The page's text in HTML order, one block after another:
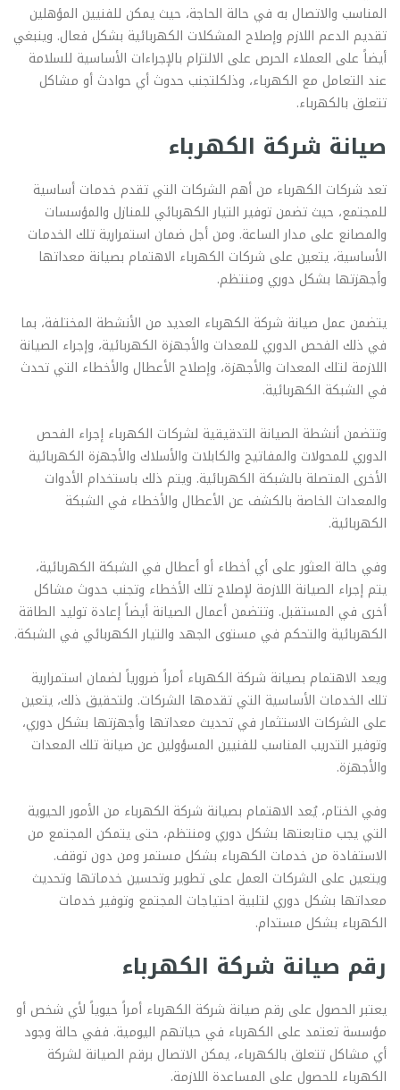
المناسب والاتصال به في حالة الحاجة، حيث يمكن للفنيين المؤهلين
تقديم الدعم اللازم وإصلاح المشكلات الكهربائية بشكل فعال. وينبغي
أيضاً على العملاء الحرص على الالتزام بالإجراءات الأساسية للسلامة
عند التعامل مع الكهرباء، وذلكلتجنب حدوث أي حوادث أو مشاكل
تتعلق بالكهرباء.
صيانة شركة الكهرباء
تعد شركات الكهرباء من أهم الشركات التي تقدم خدمات أساسية
للمجتمع، حيث تضمن توفير التيار الكهربائي للمنازل والمؤسسات
والمصانع على مدار الساعة. ومن أجل ضمان استمرارية تلك الخدمات
الأساسية، يتعين على شركات الكهرباء الاهتمام بصيانة معداتها
وأجهزتها بشكل دوري ومنتظم.
يتضمن عمل صيانة شركة الكهرباء العديد من الأنشطة المختلفة، بما
في ذلك الفحص الدوري للمعدات والأجهزة الكهربائية، وإجراء الصيانة
اللازمة لتلك المعدات والأجهزة، وإصلاح الأعطال والأخطاء التي تحدث
في الشبكة الكهربائية.
وتتضمن أنشطة الصيانة التدقيقية لشركات الكهرباء إجراء الفحص
الدوري للمحولات والمفاتيح والكابلات والأسلاك والأجهزة الكهربائية
الأخرى المتصلة بالشبكة الكهربائية. ويتم ذلك باستخدام الأدوات
والمعدات الخاصة بالكشف عن الأعطال والأخطاء في الشبكة
الكهربائية.
وفي حالة العثور على أي أخطاء أو أعطال في الشبكة الكهربائية،
يتم إجراء الصيانة اللازمة لإصلاح تلك الأخطاء وتجنب حدوث مشاكل
أخرى في المستقبل. وتتضمن أعمال الصيانة أيضاً إعادة توليد الطاقة
الكهربائية والتحكم في مستوى الجهد والتيار الكهربائي في الشبكة.
ويعد الاهتمام بصيانة شركة الكهرباء أمراً ضرورياً لضمان استمرارية
تلك الخدمات الأساسية التي تقدمها الشركات. ولتحقيق ذلك، يتعين
على الشركات الاستثمار في تحديث معداتها وأجهزتها بشكل دوري،
وتوفير التدريب المناسب للفنيين المسؤولين عن صيانة تلك المعدات
والأجهزة.
وفي الختام، يُعد الاهتمام بصيانة شركة الكهرباء من الأمور الحيوية
التي يجب متابعتها بشكل دوري ومنتظم، حتى يتمكن المجتمع من
الاستفادة من خدمات الكهرباء بشكل مستمر ومن دون توقف.
ويتعين على الشركات العمل على تطوير وتحسين خدماتها وتحديث
معداتها بشكل دوري لتلبية احتياجات المجتمع وتوفير خدمات
الكهرباء بشكل مستدام.
رقم صيانة شركة الكهرباء
يعتبر الحصول على رقم صيانة شركة الكهرباء أمراً حيوياً لأي شخص أو
مؤسسة تعتمد على الكهرباء في حياتهم اليومية. ففي حالة وجود
أي مشاكل تتعلق بالكهرباء، يمكن الاتصال برقم الصيانة لشركة
الكهرباء للحصول على المساعدة اللازمة.